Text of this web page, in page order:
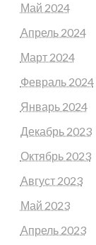
Май 2024
Апрель 2024
Март 2024
Февраль 2024
Январь 2024
Декабрь 2023
Октябрь 2023
Август 2023
Май 2023
Апрель 2023